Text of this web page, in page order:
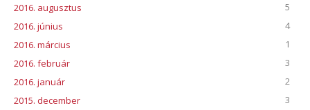
2016. augusztus
5
2016. június
4
2016. március
1
2016. február
3
2016. január
2
2015. december
3